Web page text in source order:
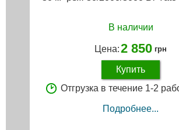
В наличии
Цена:2 850 грн
Купить
Отгрузка в течение 1-2
Подробнее...